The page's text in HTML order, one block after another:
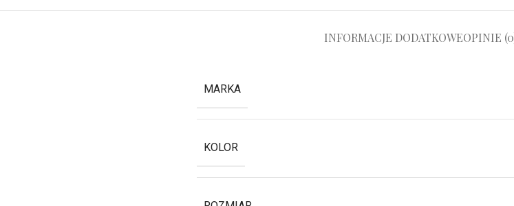
INFORMACJE DODATKOWEOPINIE
MARKA
KOLOR